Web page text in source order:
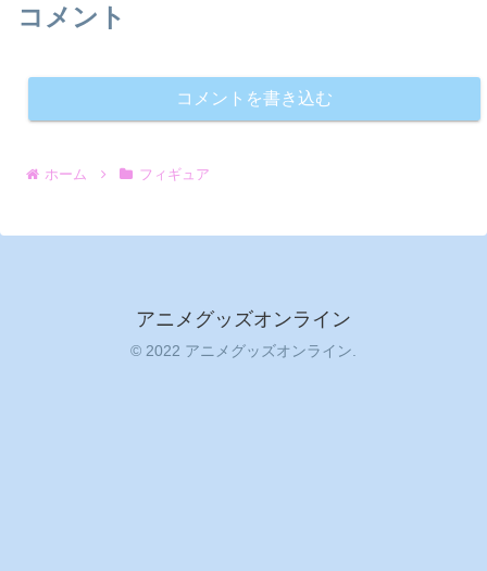
コメント
コメントを書き込む
ホーム フィギュア
アニメグッズオンライン
© 2022 アニメグッズオンライン.